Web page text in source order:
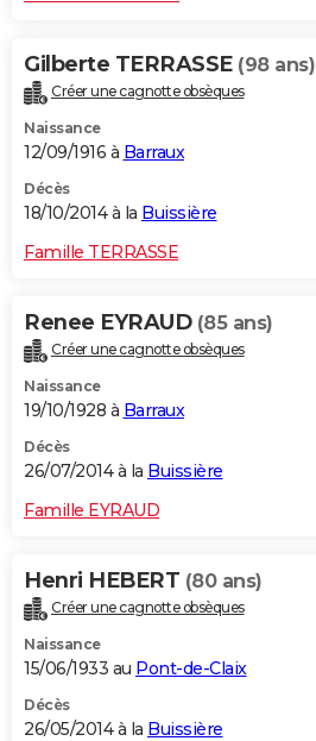
Gilberte TERRASSE (98 ans)
Créer une cagnotte obsèques
Naissance
12/09/1916 à Barraux
Décès
18/10/2014 à la Buissière
Famille TERRASSE
Renee EYRAUD (85 ans)
Créer une cagnotte obsèques
Naissance
19/10/1928 à Barraux
Décès
26/07/2014 à la Buissière
Famille EYRAUD
Henri HEBERT (80 ans)
Créer une cagnotte obsèques
Naissance
15/06/1933 au Pont-de-Claix
Décès
26/05/2014 à la Buissière